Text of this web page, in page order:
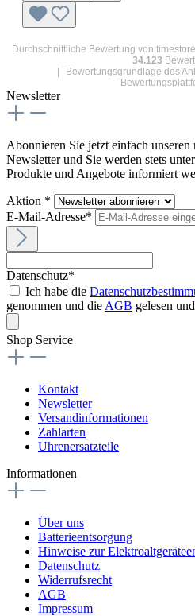
Durchschnittliche Bewertung von
34.123
|
Bewertungsgrundlage des
Newsletter
Abonnieren Sie jetzt einfach unseren
Newsletter und Sie werden stets
Produkte und Angebote informiert
Aktion *
E-Mail-Adresse*
Datenschutz*
Ich habe die
genommen und die AGB gelesen
Shop Service
Kontakt
Newsletter
Versandinformationen
Zahlarten
Uhrenersatzteile
Informationen
Über uns
Batterieentsorgung
Hinweise zur
Datenschutz
Widerrufsrecht
AGB
Impressum